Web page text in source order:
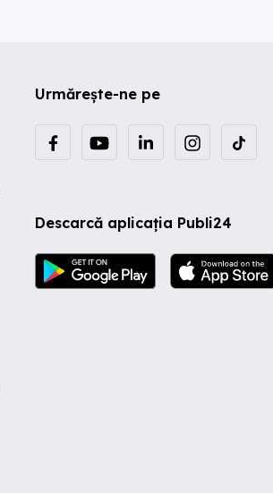
Urmărește-ne pe
Descarcă aplicația Publi24